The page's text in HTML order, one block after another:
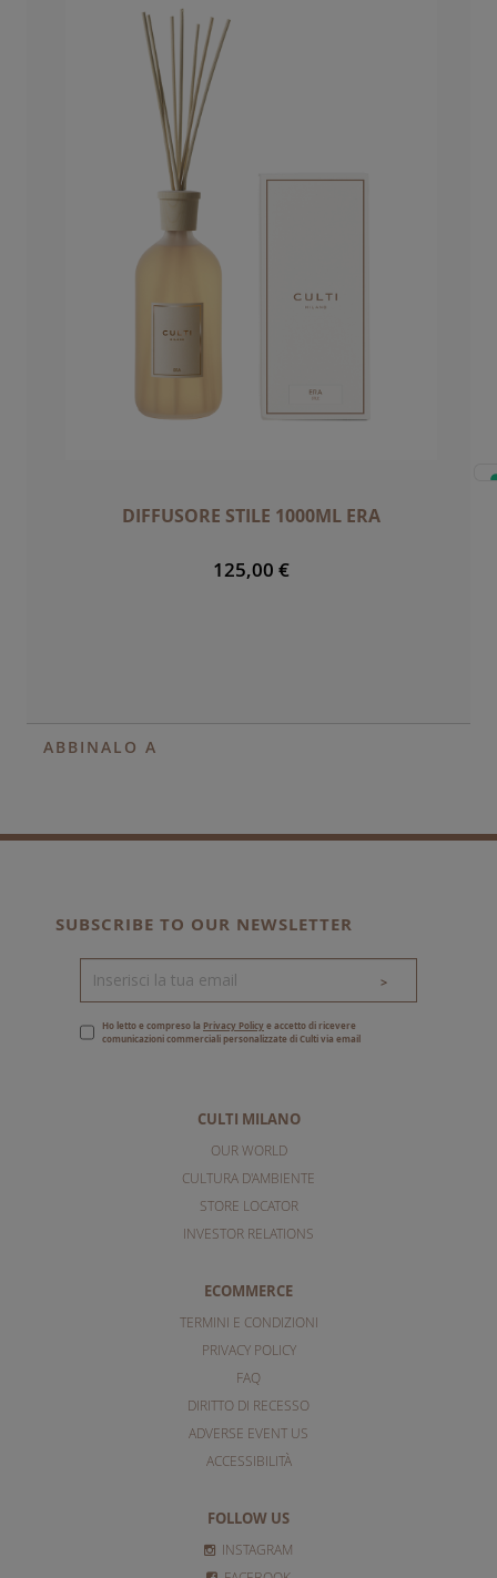
DIFFUSORE STILE 1000ML ERA
125,00 €
ABBINALO A
CULTI MILANO
OUR WORLD
CULTURA D'AMBIENTE
STORE LOCATOR
INVESTOR RELATIONS
ECOMMERCE
TERMINI E CONDIZIONI
PRIVACY POLICY
FAQ
DIRITTO DI RECESSO
ADVERSE EVENT US
ACCESSIBILITÀ
FOLLOW US
INSTAGRAM
SUBSCRIBE TO OUR NEWSLETTER
>
Ho letto e compreso la Privacy Policye accetto di ricevere
comunicazioni commerciali personalizzate di Culti via email